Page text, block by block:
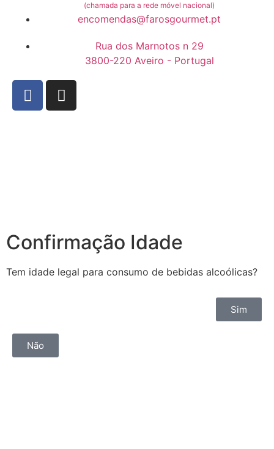
(chamada para a rede móvel nacional)
encomendas@farosgourmet.pt
Rua dos Marnotos n 29
3800-220 Aveiro - Portugal
Confirmação Idade
Tem idade legal para consumo de bebidas alcoólicas?
Sim
Não